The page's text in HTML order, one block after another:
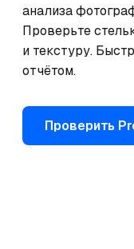
анализа
Проверьте
и текстуру.
отчётом.
Проверить